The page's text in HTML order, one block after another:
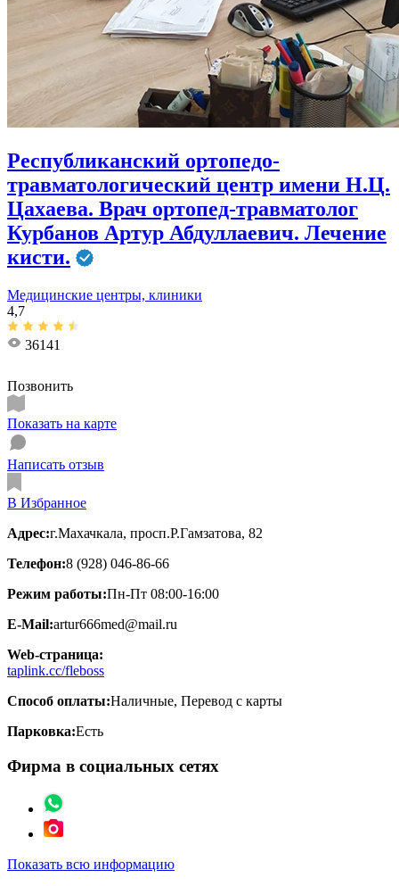
Республиканский ортопедо-
травматологический центр имени Н.Ц.
Цахаева. Врач ортопед-травматолог
Курбанов Артур Абдуллаевич. Лечение
кисти.
Медицинские центры, клиники
4,7
36141
Позвонить
Показать на карте
Написать отзыв
В Избранное
Адрес:г.Махачкала, просп.Р.Гамзатова, 82
Телефон:8 (928) 046-86-66
Режим работы:Пн-Пт 08:00-16:00
E-Mail:artur666med@mail.ru
Web-страница:
taplink.cc/fleboss
Способ оплаты:Наличные, Перевод с карты
Парковка:Есть
Фирма в социальных сетях
Показать всю информацию